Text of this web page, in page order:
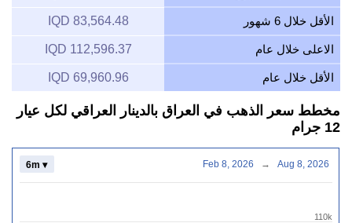
الأقل خلال 6 شهور 83,564.48 IQD
الاعلى خلال عام 112,596.37 IQD
الأقل خلال عام 69,960.96 IQD
مخطط سعر الذهب في العراق بالدينار العراقي لكل عيار
12 جرام
110k
6m ▾ Feb 8, 2026 → Aug 8, 2026